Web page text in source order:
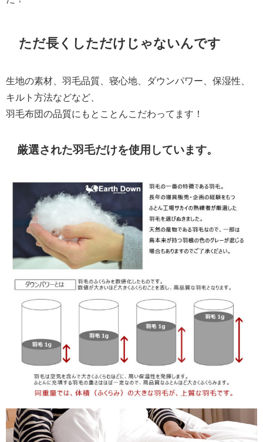
ただ長くしただけじゃないんです
生地の素材、羽毛品質、寝心地、ダウンパワー、保湿性、
キルト方法などなど、
羽毛布団の品質にもとことんこだわってます！
厳選された羽毛だけを使用しています。